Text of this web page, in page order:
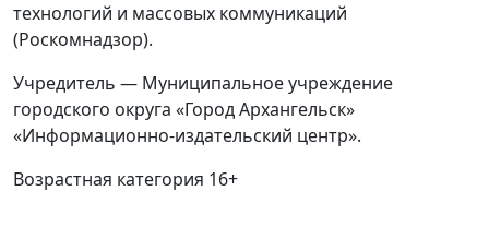
технологий и массовых коммуникаций
(Роскомнадзор).
Учредитель — Муниципальное учреждение
городского округа «Город Архангельск»
«Информационно-издательский центр».
Возрастная категория 16+